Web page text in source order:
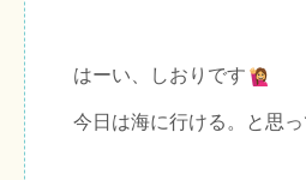
はーい、しおりです
今日は海に行ける。と思